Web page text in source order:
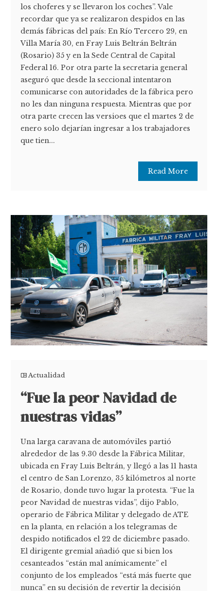
los choferes y se llevaron los coches”. Vale
recordar que ya se realizaron despidos en las
demás fábricas del país: En Río Tercero 29, en
Villa María 30, en Fray Luis Beltrán Beltrán
(Rosario) 35 y en la Sede Central de Capital
Federal 16. Por otra parte la secretaria general
aseguró que desde la seccional intentaron
comunicarse con autoridades de la fábrica pero
no les dan ninguna respuesta. Mientras que por
otra parte crecen las versioes que el martes 2 de
enero solo dejarían ingresar a los trabajadores
que tien...
Read More
Actualidad
“Fue la peor Navidad de
nuestras vidas”
Una larga caravana de automóviles partió
alrededor de las 9.30 desde la Fábrica Militar,
ubicada en Fray Luis Beltrán, y llegó a las 11 hasta
el centro de San Lorenzo, 35 kilómetros al norte
de Rosario, donde tuvo lugar la protesta. “Fue la
peor Navidad de nuestras vidas”, dijo Pablo,
operario de Fábrica Militar y delegado de ATE
en la planta, en relación a los telegramas de
despido notificados el 22 de diciembre pasado.
El dirigente gremial añadió que si bien los
cesanteados “están mal anímicamente” el
conjunto de los empleados “está más fuerte que
nunca” en su decisión de revertir la decisión